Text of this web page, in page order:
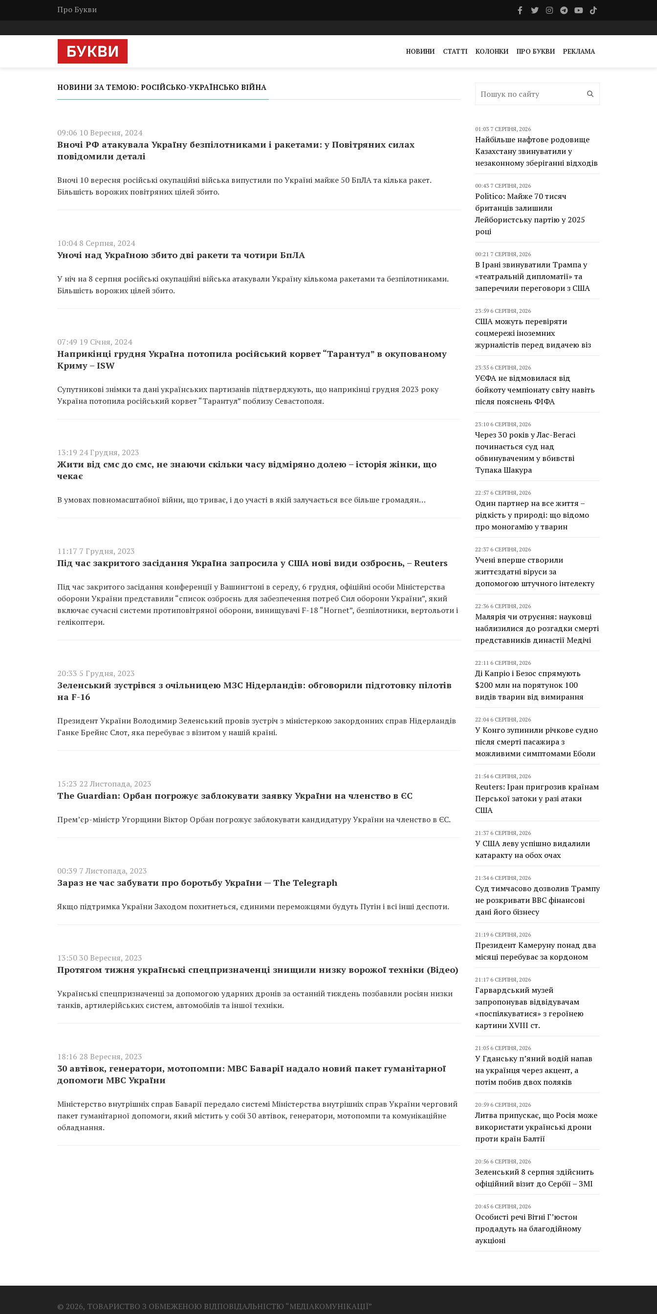
Про Букви
НОВИНИ СТАТТІ КОЛОНКИ ПРО БУКВИ РЕКЛАМА
НОВИНИ ЗА ТЕМОЮ: РОСІЙСЬКО-УКРАЇНСЬКО ВІЙНА
09:06 10 Вересня, 2024
Вночі РФ атакувала Україну безпілотниками і ракетами: у Повітряних силах
повідомили деталі
Вночі 10 вересня російські окупаційні війська випустили по Україні майже 50 БпЛА та кілька ракет.
Більшість ворожих повітряних цілей збито.
10:04 8 Серпня, 2024
Уночі над Україною збито дві ракети та чотири БпЛА
У ніч на 8 серпня російські окупаційні війська атакували Україну кількома ракетами та безпілотниками.
Більшість ворожих цілей збито.
07:49 19 Січня, 2024
Наприкінці грудня Україна потопила російський корвет “Тарантул” в окупованому
Криму – ISW
Супутникові знімки та дані українських партизанів підтверджують, що наприкінці грудня 2023 року
Україна потопила російський корвет “Тарантул” поблизу Севастополя.
13:19 24 Грудня, 2023
Жити від смс до смс, не знаючи скільки часу відміряно долею – історія жінки, що
чекає
В умовах повномасштабної війни, що триває, і до участі в якій залучається все більше громадян…
11:17 7 Грудня, 2023
Під час закритого засідання Україна запросила у США нові види озброєнь, – Reuters
Під час закритого засідання конференції у Вашингтоні в середу, 6 грудня, офіційні особи Міністерства
оборони України представили “список озброєнь для забезпечення потреб Сил оборони України”, який
включає сучасні системи протиповітряної оборони, винищувачі F-18 “Hornet”, безпілотники, вертольоти і
гелікоптери.
20:33 5 Грудня, 2023
Зеленський зустрівся з очільницею МЗС Нідерландів: обговорили підготовку пілотів
на F-16
Президент України Володимир Зеленський провів зустріч з міністеркою закордонних справ Нідерландів
Ганке Брейнс Слот, яка перебуває з візитом у нашій країні.
15:23 22 Листопада, 2023
The Guardian: Орбан погрожує заблокувати заявку України на членство в ЄС
Прем’єр-міністр Угорщини Віктор Орбан погрожує заблокувати кандидатуру України на членство в ЄС.
00:39 7 Листопада, 2023
Зараз не час забувати про боротьбу України — The Telegraph
Якщо підтримка України Заходом похитнеться, єдиними переможцями будуть Путін і всі інші деспоти.
13:50 30 Вересня, 2023
Протягом тижня українські спецпризначенці знищили низку ворожої техніки (Відео)
Українські спецпризначенці за допомогою ударних дронів за останній тиждень позбавили росіян низки
танків, артилерійських систем, автомобілів та іншої техніки.
18:16 28 Вересня, 2023
30 автівок, генератори, мотопомпи: МВС Баварії надало новий пакет гуманітарної
допомоги МВС України
Міністерство внутрішніх справ Баварії передало системі Міністерства внутрішніх справ України черговий
пакет гуманітарної допомоги, який містить у собі 30 автівок, генератори, мотопомпи та комунікаційне
обладнання.
01:03 7 СЕРПНЯ, 2026
Найбільше нафтове родовище
Казахстану звинуватили у
незаконному зберіганні відходів
00:43 7 СЕРПНЯ, 2026
Politico: Майже 70 тисяч
британців залишили
Лейбористську партію у 2025
році
00:21 7 СЕРПНЯ, 2026
В Ірані звинуватили Трампа у
«театральній дипломатії» та
заперечили переговори з США
23:59 6 СЕРПНЯ, 2026
США можуть перевіряти
соцмережі іноземних
журналістів перед видачею віз
23:35 6 СЕРПНЯ, 2026
УЄФА не відмовилася від
бойкоту чемпіонату світу навіть
після пояснень ФІФА
23:10 6 СЕРПНЯ, 2026
Через 30 років у Лас-Вегасі
починається суд над
обвинуваченим у вбивстві
Тупака Шакура
22:57 6 СЕРПНЯ, 2026
Один партнер на все життя –
рідкість у природі: що відомо
про моногамію у тварин
22:37 6 СЕРПНЯ, 2026
Учені вперше створили
життєздатні віруси за
допомогою штучного інтелекту
22:36 6 СЕРПНЯ, 2026
Малярія чи отруєння: науковці
наблизилися до розгадки смерті
представників династії Медічі
22:11 6 СЕРПНЯ, 2026
Ді Капріо і Безос спрямують
$200 млн на порятунок 100
видів тварин від вимирання
22:04 6 СЕРПНЯ, 2026
У Конго зупинили річкове судно
після смерті пасажира з
можливими симптомами Еболи
21:54 6 СЕРПНЯ, 2026
Reuters: Іран пригрозив країнам
Перської затоки у разі атаки
США
21:37 6 СЕРПНЯ, 2026
У США леву успішно видалили
катаракту на обох очах
21:34 6 СЕРПНЯ, 2026
Суд тимчасово дозволив Трампу
не розкривати BBC фінансові
дані його бізнесу
21:19 6 СЕРПНЯ, 2026
Президент Камеруну понад два
місяці перебуває за кордоном
21:17 6 СЕРПНЯ, 2026
Гарвардський музей
запропонував відвідувачам
«поспілкуватися» з героїнею
картини XVIII ст.
21:05 6 СЕРПНЯ, 2026
У Гданську п’яний водій напав
на українця через акцент, а
потім побив двох поляків
20:59 6 СЕРПНЯ, 2026
Литва припускає, що Росія може
використати українські дрони
проти країн Балтії
20:56 6 СЕРПНЯ, 2026
Зеленський 8 серпня здійснить
офіційний візит до Сербії – ЗМІ
20:45 6 СЕРПНЯ, 2026
Особисті речі Вітні Г’юстон
продадуть на благодійному
аукціоні
© 2026, ТОВАРИСТВО З ОБМЕЖЕНОЮ ВІДПОВІДАЛЬНІСТЮ “МЕДІАКОМУНІКАЦІЇ”